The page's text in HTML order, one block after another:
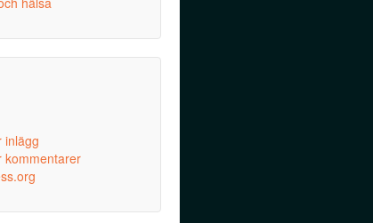
inlägg
kommentarer